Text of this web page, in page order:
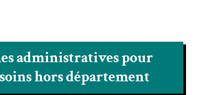
administratives pour
hors département